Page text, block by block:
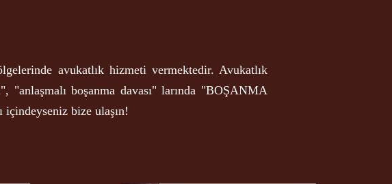
avukatlık hizmeti vermektedir. Avukatlık
boşanma davası" larında "BOŞANMA
bize ulaşın!